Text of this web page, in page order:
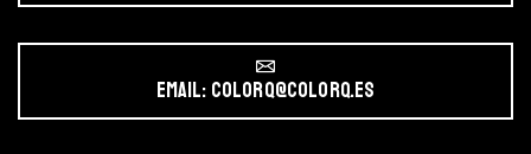
Email: colorq@colorq.es